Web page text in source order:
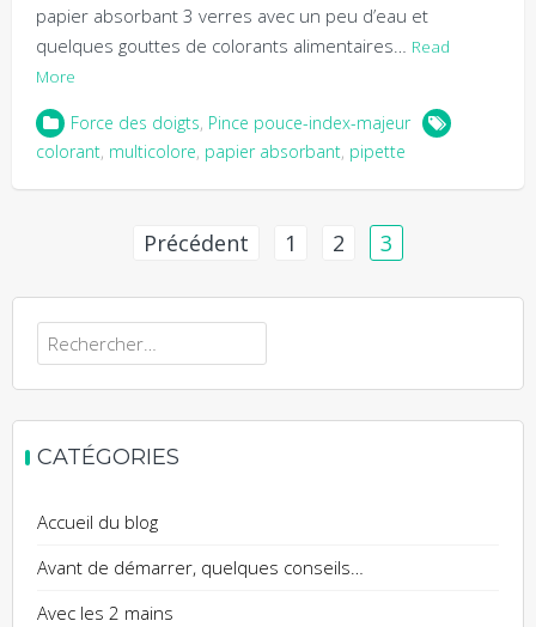
papier absorbant 3 verres avec un peu d’eau et
quelques gouttes de colorants alimentaires… Read
More
Force des doigts, Pince pouce-index-majeur
colorant, multicolore, papier absorbant, pipette
Navigation
articles
Précédent 1 2 3
Rechercher :
CATÉGORIES
Accueil du blog
Avant de démarrer, quelques conseils…
Avec les 2 mains